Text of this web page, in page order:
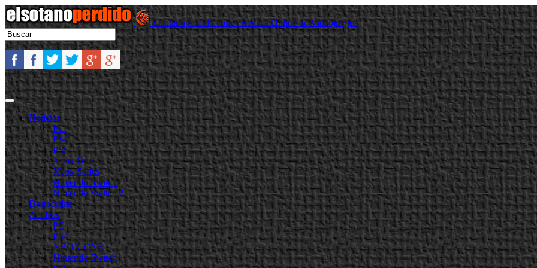
Elsotanoperdido.com - Revista Online de Videojuegos
Noticias
PC
PS4
PS5
Xbox One
Xbox Series
Nintendo Switch
Nintendo Switch 2
Destacadas
Análisis
PC
PS4
XBOX ONE
Nintendo Switch